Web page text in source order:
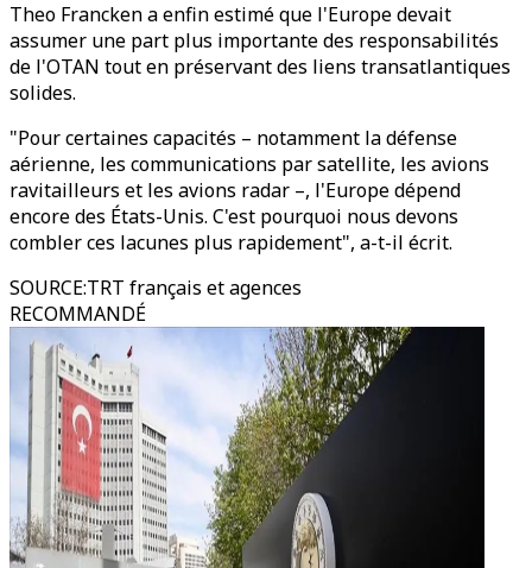
Theo Francken a enfin estimé que l'Europe devait
assumer une part plus importante des responsabilités
de l'OTAN tout en préservant des liens transatlantiques
solides.
"Pour certaines capacités – notamment la défense
aérienne, les communications par satellite, les avions
ravitailleurs et les avions radar –, l'Europe dépend
encore des États-Unis. C'est pourquoi nous devons
combler ces lacunes plus rapidement", a-t-il écrit.
SOURCE:TRT français et agences
RECOMMANDÉ